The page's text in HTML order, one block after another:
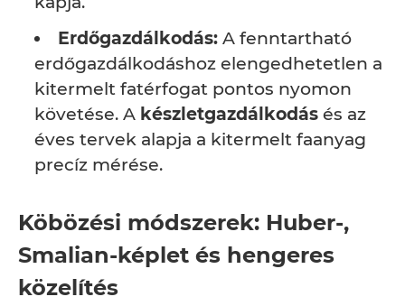
Erdőgazdálkodás: A fenntartható
erdőgazdálkodáshoz elengedhetetlen a
kitermelt fatérfogat pontos nyomon
követése. A készletgazdálkodás és az
éves tervek alapja a kitermelt faanyag
precíz mérése.
Köbözési módszerek: Huber-,
Smalian-képlet és hengeres
közelítés